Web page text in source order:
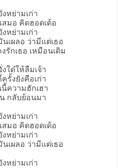
งหย่ามเก่า
สมอ คิดฮอดเด้อ
งหย่ามเก่า
เผลอ ว่ามีแต่เธอ
รักเธอ เหมือนเดิม
ใด๋ให้ลืมเจ้า
รั้งยังคือเก่า
ความฮักเฮา
กลับย้อนมา
งหย่ามเก่า
สมอ คิดฮอดเด้อ
งหย่ามเก่า
เผลอ ว่ามีแต่เธอ
งหย่ามเก่า